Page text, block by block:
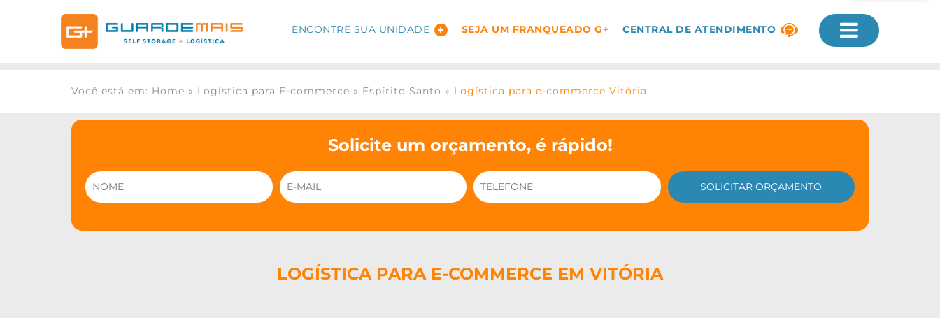
ENCONTRE SUA UNIDADE SEJA UM FRANQUEADO G+ CENTRAL DE ATENDIMENTO
Você está em: Home » Logística para E-commerce » Espírito Santo » Logística para e-commerce Vitória
Solicite um orçamento, é rápido!
LOGÍSTICA PARA E-COMMERCE EM VITÓRIA